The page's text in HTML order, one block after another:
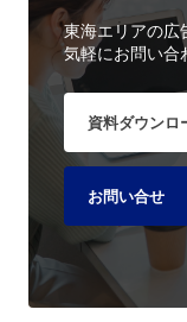
東海エリアの広
気軽にお問い合
資料ダウンロ
お問い合せ